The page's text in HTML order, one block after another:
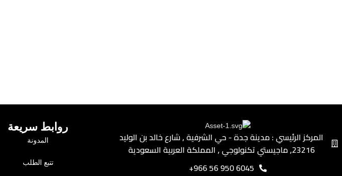
روابط سريعة
المدونة
تتبع الطلب
المركز الرئيسي : مدينة جدة - حي الشرفية ٫ شارع خالد بن الوليد
٫23216 ماجيستي تكنولوجي ٫ المملكة العربية السعودية
6045 950 56 966+